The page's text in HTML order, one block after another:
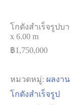
โกดังสำเร็จรูปบ
x 6.00 m
฿1,750,000
หมวดหมู่: ผลงา
โกดังสำเร็จรูป